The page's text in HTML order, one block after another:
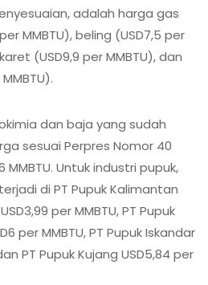
adalah harga gas
MMBTU), beling (USD7,5 per
(USD9,9 per MMBTU), dan
dan baja yang sudah
sesuai Perpres Nomor 40
MMBTU. Untuk industri pupuk,
di PT Pupuk Kalimantan
per MMBTU, PT Pupuk
per MMBTU, PT Pupuk Iskandar
PT Pupuk Kujang USD5,84 per